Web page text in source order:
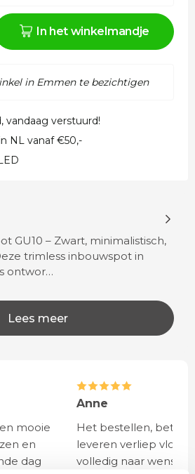
In het winkelmandje
in Emmen te bezichtigen
vandaag verstuurd!
NL vanaf €50,-
GU10 – Zwart, minimalistisch,
trimless inbouwspot in
ontwor…
Lees meer
mooie
en
dag
Anne
Het bestellen,
leveren verliep vlot en
volledig naar wens.